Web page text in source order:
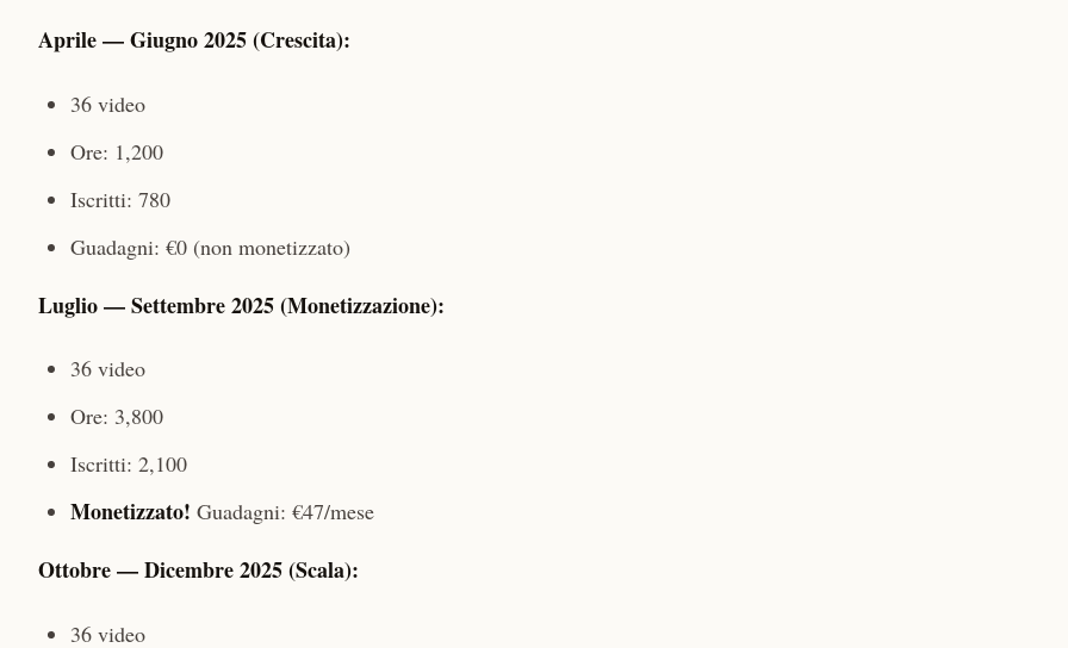
Aprile — Giugno 2025 (Crescita):
36 video
Ore: 1,200
Iscritti: 780
Guadagni: €0 (non monetizzato)
Luglio — Settembre 2025 (Monetizzazione):
36 video
Ore: 3,800
Iscritti: 2,100
Monetizzato! Guadagni: €47/mese
Ottobre — Dicembre 2025 (Scala):
36 video